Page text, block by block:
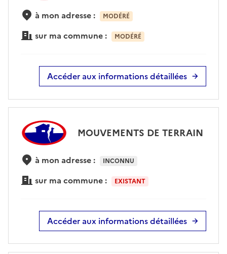
à mon adresse : MODÉRÉ
sur ma commune : MODÉRÉ
Accéder aux informations détaillées
MOUVEMENTS DE TERRAIN
à mon adresse : INCONNU
sur ma commune : EXISTANT
Accéder aux informations détaillées